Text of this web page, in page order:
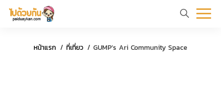
ข้อมูล
หน้าแรก ที่เที่ยว GUMP’s Ari Community Space